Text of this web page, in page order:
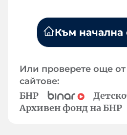
Към начална
Или проверете още
сайтове:
БНР
Архивен фонд на БНР